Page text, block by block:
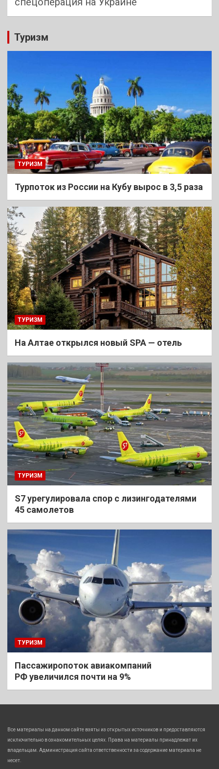
Туризм
ТУРИЗМ
Турпоток из России на Кубу вырос в 3,5 раза
ТУРИЗМ
На Алтае открылся новый SPA — отель
ТУРИЗМ
S7 урегулировала спор с лизингодателями
45 самолетов
ТУРИЗМ
Пассажиропоток авиакомпаний
РФ увеличился почти на 9%
Все материалы на данном сайте взяты из открытых источников и предоставляются
исключительно в ознакомительных целях. Права на материалы принадлежат их
владельцам. Администрация сайта ответственности за содержание материала не
несет.